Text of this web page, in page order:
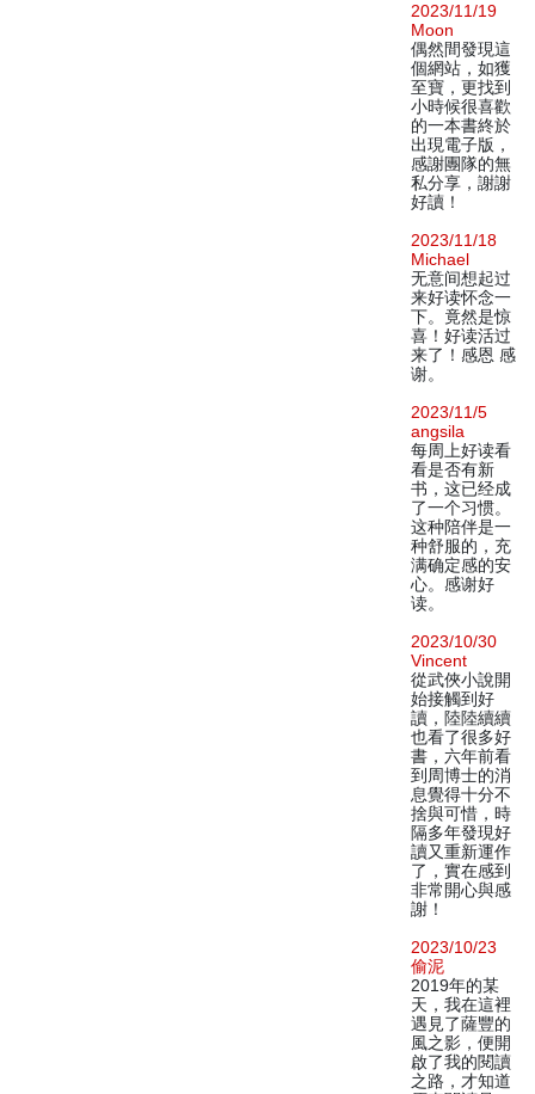
2023/11/19
Moon
偶然間發現這
個網站，如獲
至寶，更找到
小時候很喜歡
的一本書終於
出現電子版，
感謝團隊的無
私分享，謝謝
好讀！
2023/11/18
Michael
无意间想起过
来好读怀念一
下。竟然是惊
喜！好读活过
来了！感恩 感
谢。
2023/11/5
angsila
每周上好读看
看是否有新
书，这已经成
了一个习惯。
这种陪伴是一
种舒服的，充
满确定感的安
心。感谢好
读。
2023/10/30
Vincent
從武俠小說開
始接觸到好
讀，陸陸續續
也看了很多好
書，六年前看
到周博士的消
息覺得十分不
捨與可惜，時
隔多年發現好
讀又重新運作
了，實在感到
非常開心與感
謝！
2023/10/23
偷泥
2019年的某
天，我在這裡
遇見了薩豐的
風之影，便開
啟了我的閱讀
之路，才知道